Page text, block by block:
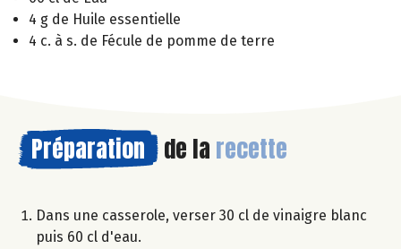
4 g de Huile essentielle
4 c. à s. de Fécule de pomme de terre
Préparation de la recette
Dans une casserole, verser 30 cl de vinaigre blanc
puis 60 cl d'eau.